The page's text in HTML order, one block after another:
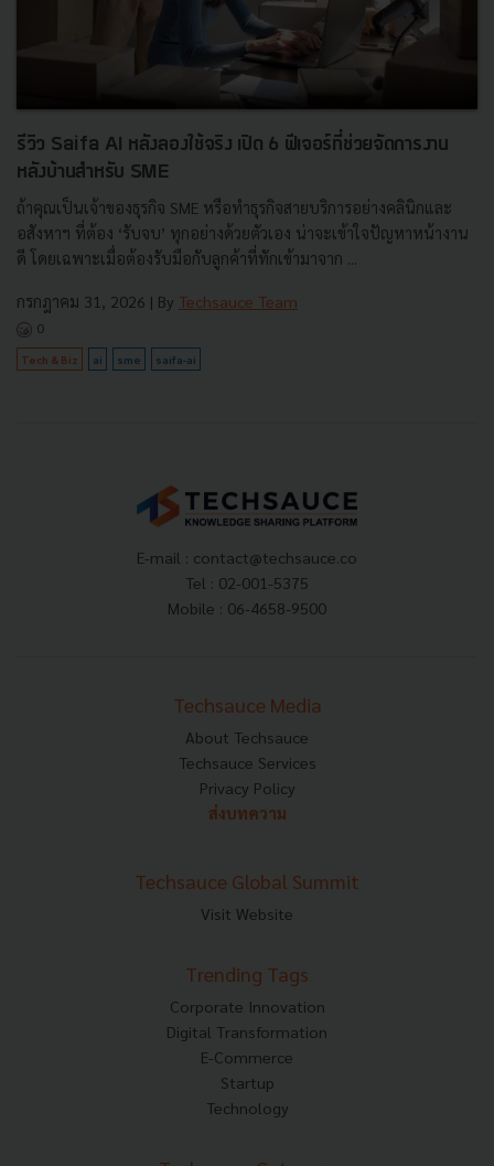
รีวิว Saifa AI หลังลองใช้จริง เปิด 6 ฟีเจอร์ที่ช่วยจัดการงาน
หลังบ้านสำหรับ SME
ถ้าคุณเป็นเจ้าของธุรกิจ SME หรือทำธุรกิจสายบริการอย่างคลินิกและ
อสังหาฯ ที่ต้อง ‘รับจบ’ ทุกอย่างด้วยตัวเอง น่าจะเข้าใจปัญหาหน้างาน
ดี โดยเฉพาะเมื่อต้องรับมือกับลูกค้าที่ทักเข้ามาจาก ...
กรกฎาคม 31, 2026 | By Techsauce Team
0
Tech & Biz ai sme saifa-ai
E-mail : contact@techsauce.co
Tel : 02-001-5375
Mobile : 06-4658-9500
Techsauce Media
About Techsauce
Techsauce Services
Privacy Policy
ส่งบทความ
Techsauce Global Summit
Visit Website
Trending Tags
Corporate Innovation
Digital Transformation
E-Commerce
Startup
Technology